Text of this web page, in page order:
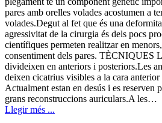
pares amb orelles volades acostumen a
volades.Degut al fet que és una
agressivitat de la cirurgia és dels pocs
científiques permeten realitzar en
consentiment dels pares. TÈCNIQUES
divideixen en anteriors i posteriors.Les
deixen cicatrius visibles a la cara
Actualment estan en desús i es reserven
grans reconstruccions auriculars.A les…
Llegir més ...